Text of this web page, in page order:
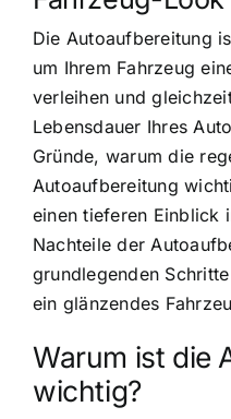
Die Autoaufbereitung
um Ihrem Fahrzeug
verleihen und
Lebensdauer Ihres
Gründe, warum die
Autoaufbereitung
einen tieferen Einblick
Nachteile der
grundlegenden
ein glänzendes
Warum ist die
wichtig?